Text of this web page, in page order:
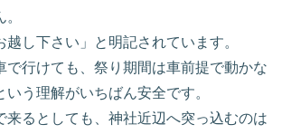
し下さい」と明記されています。
で行けても、祭り期間は車前提で動かな
いう理解がいちばん安全です。
来るとしても、神社近辺へ突っ込むのは